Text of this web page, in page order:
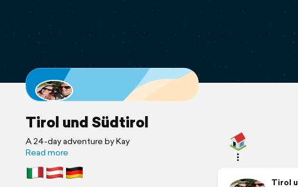
Tirol und Südtirol
A 24-day adventure by Kay
Read more
Tirol